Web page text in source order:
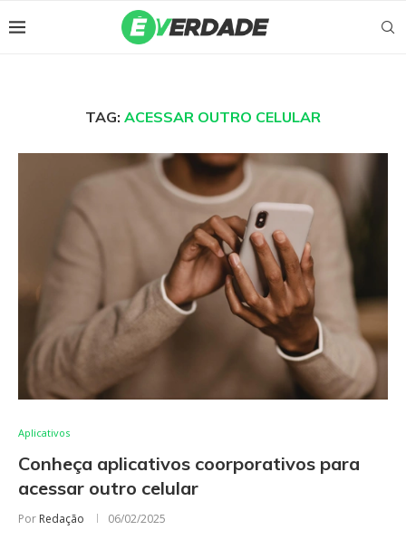
TAG: ACESSAR OUTRO CELULAR
Aplicativos
Conheça aplicativos coorporativos para
acessar outro celular
Por Redação 06/02/2025